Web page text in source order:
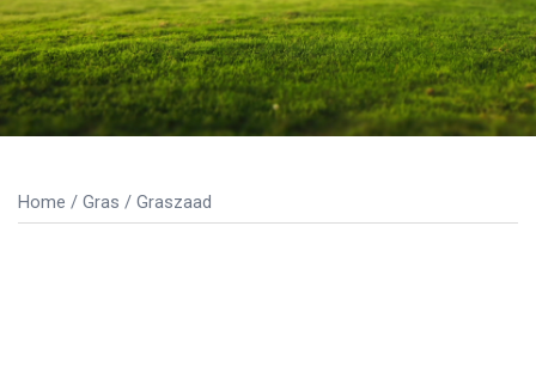
Home / Gras / Graszaad